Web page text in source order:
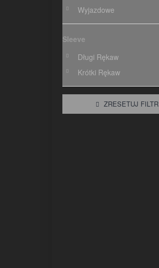
Wyjazdowe
Sleeve
Długi Rękaw
Krótki Rękaw
ZRESETUJ FILTR